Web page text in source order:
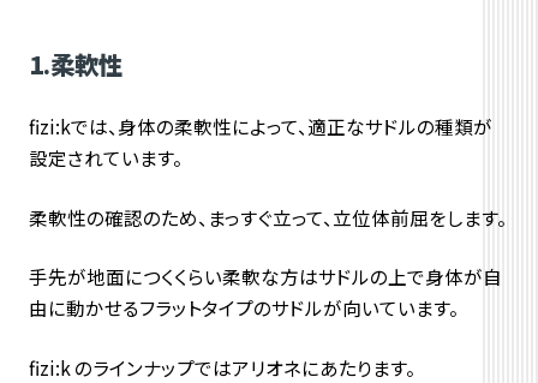
1.柔軟性
fizi:kでは、身体の柔軟性によって、適正なサドルの種類が
設定されています。
柔軟性の確認のため、まっすぐ立って、立位体前屈をします。
手先が地面につくくらい柔軟な方はサドルの上で身体が自
由に動かせるフラットタイプのサドルが向いています。
fizi:k のラインナップではアリオネにあたります。